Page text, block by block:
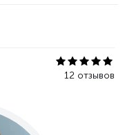
12 отзывов